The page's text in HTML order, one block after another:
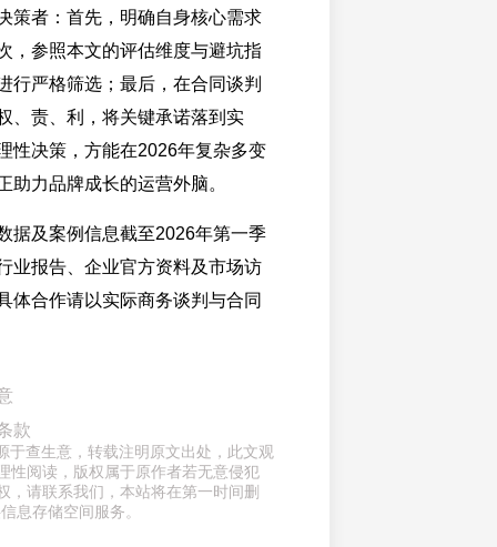
策者：首先，明确自身核心需求
，参照本文的评估维度与避坑指
行严格筛选；最后，在合同谈判
、责、利，将关键承诺落到实
性决策，方能在2026年复杂多变
助力品牌成长的运营外脑。
据及案例信息截至2026年第一季
业报告、企业官方资料及市场访
体合作请以实际商务谈判与合同
款
于查生意，转载注明原文出处，此文观
性阅读，版权属于原作者若无意侵犯
，请联系我们，本站将在第一时间删
息存储空间服务。